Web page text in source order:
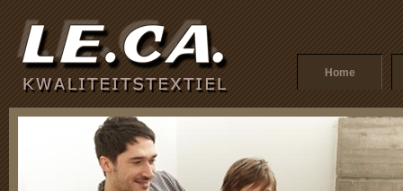
Home